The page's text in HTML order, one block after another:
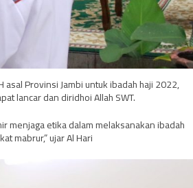
Provinsi Jambi untuk ibadah haji 2022,
lancar dan diridhoi Allah SWT.
menjaga etika dalam melaksanakan ibadah
mabrur,” ujar Al Hari